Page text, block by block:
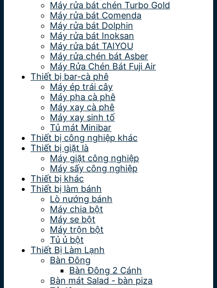
Máy rửa bát chén Turbo Gold
Máy rửa bát Comenda
Máy rửa bát Dolphin
Máy rửa bát Inoksan
Máy rửa bát TAIYOU
Máy rửa chén bát Asber
Máy Rửa Chén Bát Fuji Air
Thiết bị bar-cà phê
Máy ép trái cây
Máy pha cà phê
Máy xay cà phê
Máy xay sinh tố
Tủ mát Minibar
Thiết bị công nghiệp khác
Thiết bị giặt là
Máy giặt công nghiệp
Máy sấy công nghiệp
Thiết bị khác
Thiết bị làm bánh
Lò nướng bánh
Máy chia bột
Máy se bột
Máy trộn bột
Tủ ủ bột
Thiết Bị Làm Lạnh
Bàn Đông
Bàn Đông 2 Cánh
Bàn mát Salad - bàn piza